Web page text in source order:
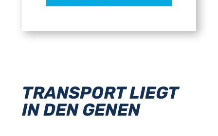
TRANSPORT LIEGT
IN DEN GENEN